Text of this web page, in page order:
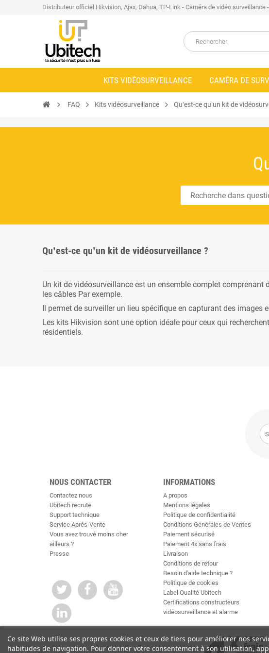
Distributeur officiel Hikvision, Ajax, Dahua, TP-Link - Caméra de vidéo surveillance
KITS VIDÉOSURVEILLANCE CAMÉRA DE
FAQ Kits vidéosurveillance Qu’est-ce qu’un kit de
Qu’est-ce qu’un kit de vidéosurveillance ?
Un kit de vidéosurveillance est un ensemble complet comprenant
les câbles Par exemple.
Il permet de surveiller un lieu spécifique en capturant des images
Les kits Hikvision sont une option idéale pour ceux qui
résidentiels.
NOUS CONTACTER
Contactez nous
Ubitech recrute
Support technique
Service Après-Vente
Vous avez trouvé moins cher
ailleurs ?
Presse
INFORMATIONS
A propos
Mentions légales
Politique de confidentialité
Conditions Générales de Ventes
Paiement sécurisé
Paiement 4x sans frais
Livraison
Conditions de retour
Besoin d'aide technique ?
Politique de cookies
Label Qualité Ubitech
Certifications constructeurs
vidéosurveillance et alarme
Ce site Web utilise ses propres cookies et ceux de tiers pour améliorer nos
habitudes de navigation. Pour donner votre consentement à son utilisation,